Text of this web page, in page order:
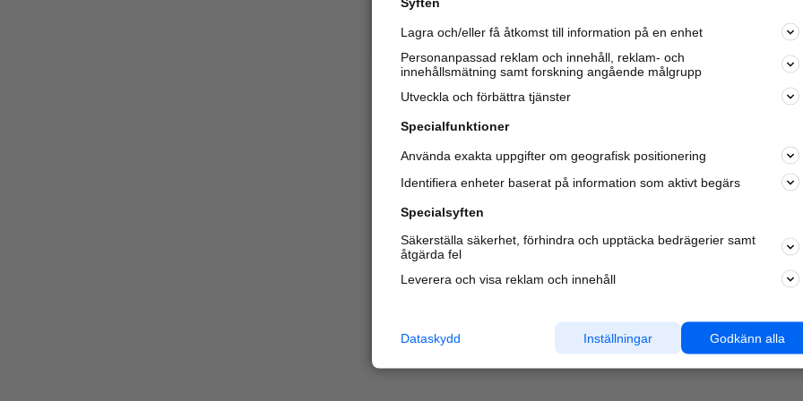
Varje vecka besöker du och 4 miljonerandra härliga
oss för att hitta rätt lokal information om företag,
Lagra och/eller få åtkomst till information på en enhet
Personanpassad reklam och innehåll, reklam- och
innehållsmätning samt forskning angående målgrupp
Utveckla och förbättra tjänster
Specialfunktioner
Använda exakta uppgifter om geografisk positionering
Identifiera enheter baserat på information som aktivt begärs
Specialsyften
Säkerställa säkerhet, förhindra och upptäcka bedrägerier samt
åtgärda fel
Leverera och visa reklam och innehåll
Godkänn alla
Inställningar
Dataskydd